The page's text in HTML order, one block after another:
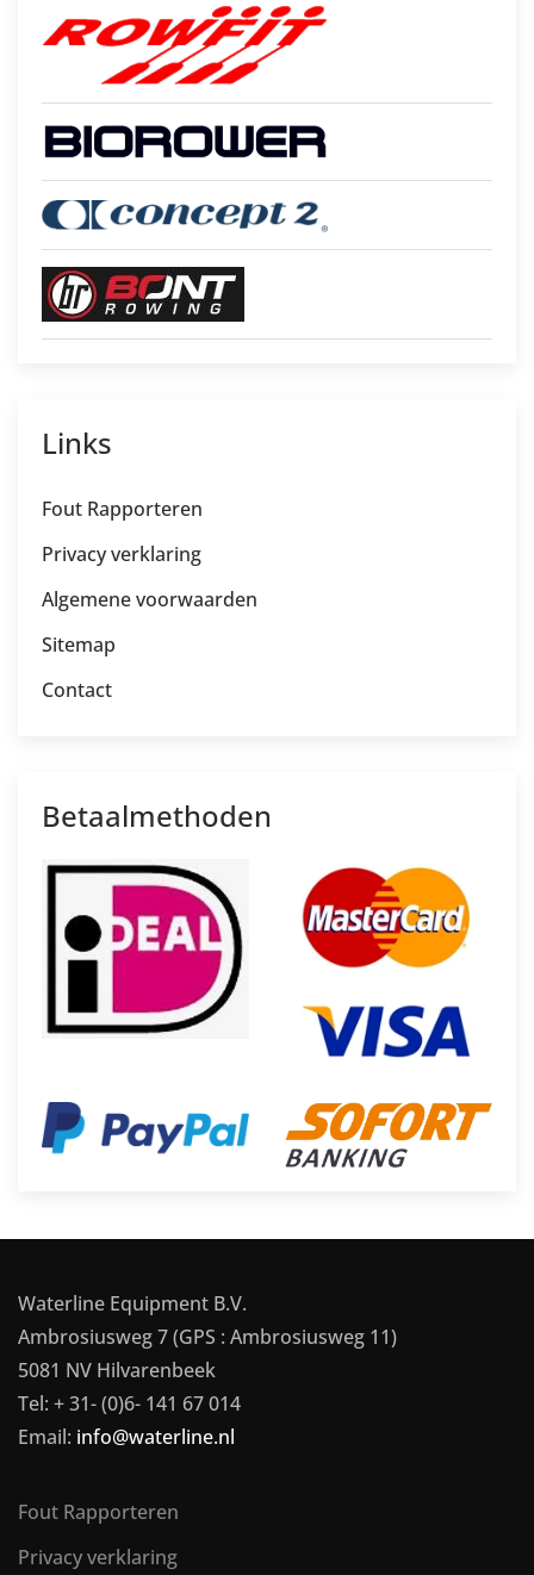
Links
Fout Rapporteren
Privacy verklaring
Algemene voorwaarden
Sitemap
Contact
Betaalmethoden
Waterline Equipment B.V.
Ambrosiusweg 7 (GPS : Ambrosiusweg 11)
5081 NV Hilvarenbeek
Tel: + 31- (0)6- 141 67 014
Email: info@waterline.nl
Fout Rapporteren
Privacy verklaring